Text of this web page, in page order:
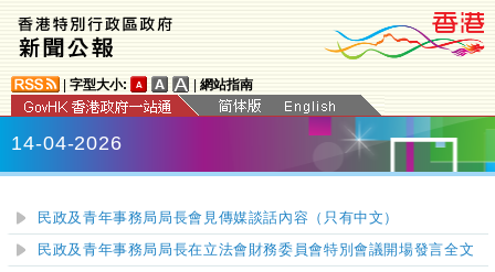
字型大小: 網站指南
14-04-2026
民政及青年事務局局長會見傳媒談話內容 （只有中文）
民政及青年事務局局長在立法會財務委員會特別會議開場發言全文